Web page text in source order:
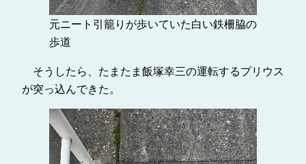
元ニート引籠りが歩いていた白い鉄柵脇の
歩道
そうしたら、たまたま飯塚幸三の運転するプリウス
が突っ込んできた。